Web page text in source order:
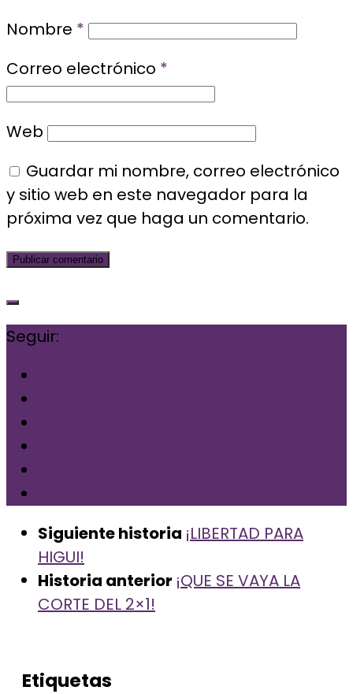
Nombre *
Correo electrónico *
Web
Guardar mi nombre, correo electrónico
y sitio web en este navegador para la
próxima vez que haga un comentario.
Seguir:
Siguiente historia ¡LIBERTAD PARA
HIGUI!
Historia anterior ¡QUE SE VAYA LA
CORTE DEL 2×1!
Etiquetas